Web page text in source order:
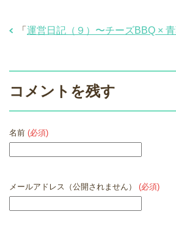
「 運営日記（９）〜チーズBBQ ×
コメントを残す
名前 (必須)
メールアドレス（公開されません） (必須)